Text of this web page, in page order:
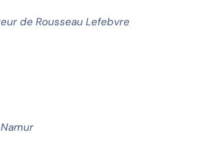
de Rousseau Lefebvre